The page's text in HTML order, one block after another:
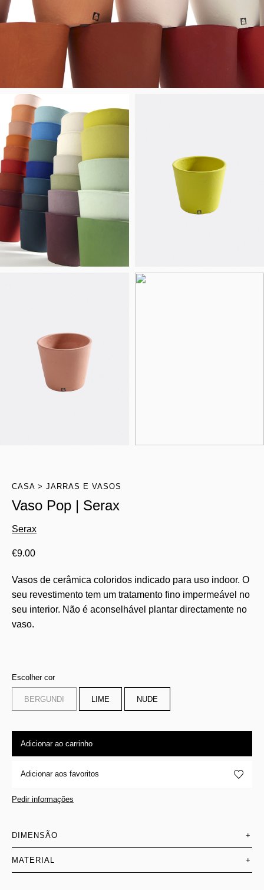
CASA JARRAS E VASOS
Vaso Pop | Serax
Serax
€9.00
Vasos de cerâmica coloridos indicado para uso indoor. O
seu revestimento tem um tratamento fino impermeável no
seu interior. Não é aconselhável plantar directamente no
vaso.
Escolher cor
BERGUNDI LIME NUDE
Adicionar ao carrinho
Adicionar aos favoritos
Pedir informações
DIMENSÃO +
MATERIAL +